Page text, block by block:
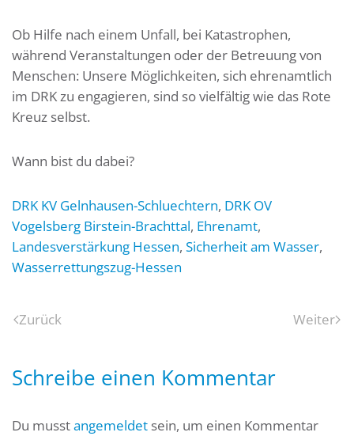
Ob Hilfe nach einem Unfall, bei Katastrophen,
während Veranstaltungen oder der Betreuung von
Menschen: Unsere Möglichkeiten, sich ehrenamtlich
im DRK zu engagieren, sind so vielfältig wie das Rote
Kreuz selbst.
Wann bist du dabei?
DRK KV Gelnhausen-Schluechtern, DRK OV
Vogelsberg Birstein-Brachttal, Ehrenamt,
Landesverstärkung Hessen, Sicherheit am Wasser,
Wasserrettungszug-Hessen
Zurück Weiter
Schreibe einen Kommentar
Du musstangemeldet sein, um einen Kommentar